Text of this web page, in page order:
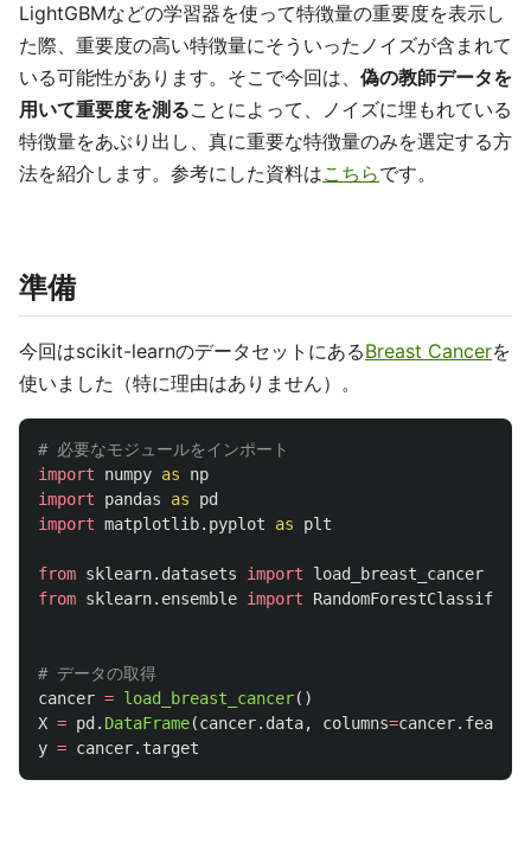
LightGBMなどの学習器を使って特徴量の重要度を表示し
た際、重要度の高い特徴量にそういったノイズが含まれて
いる可能性があります。そこで今回は、 偽の教師データを
用いて重要度を測ることによって、ノイズに埋もれている
特徴量をあぶり出し、真に重要な特徴量のみを選定する方
法を紹介します。参考にした資料はこちらです。
準備
今回はscikit-learnのデータセットにあるBreast Cancerを
使いました（特に理由はありません）。
import
numpy as
np
import
pandas as
pd
import matplotlib.pyplot as plt
from sklearn.datasets import
load_breast_cancer
from sklearn.ensemble import RandomForestClassifier
cancer = load_breast_cancer()
X = pd . DataFrame(cancer. data, columns=cancer.
y = cancer. target